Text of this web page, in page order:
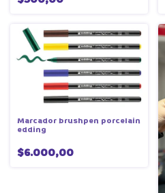
Marcador brushpen porcelain
edding
$6.000,00